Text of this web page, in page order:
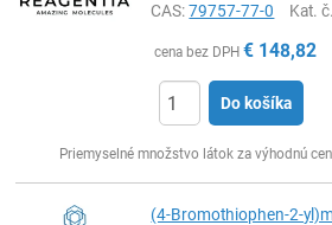
CAS:79757-77-0 Kat. č.
cena bez DPH € 148,82
Do košíka
Priemyselné množstvo látok za výhodnú
(4-Bromothiophen-2-